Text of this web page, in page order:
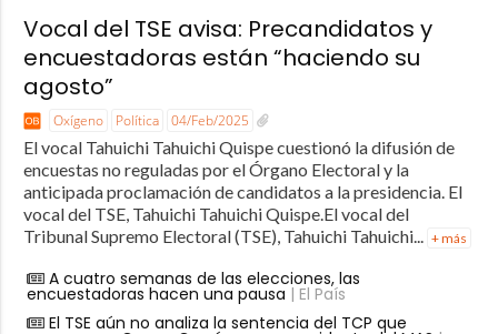
Vocal del TSE avisa: Precandidatos y
encuestadoras están “haciendo su
agosto”
Oxígeno Política 04/Feb/2025
El vocal Tahuichi Tahuichi Quispe cuestionó la difusión de
encuestas no reguladas por el Órgano Electoral y la
anticipada proclamación de candidatos a la presidencia. El
vocal del TSE, Tahuichi Tahuichi Quispe.El vocal del
Tribunal Supremo Electoral (TSE), Tahuichi Tahuichi...
+ más
A cuatro semanas de las elecciones, las
encuestadoras hacen una pausa | El País
El TSE aún no analiza la sentencia del TCP que